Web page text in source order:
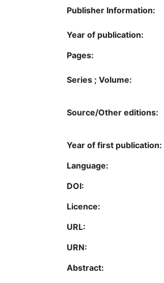
Publisher Information:
Year of publication:
Pages:
Series ; Volume:
Source/Other editions:
Year of first publication:
Language:
DOI:
Licence:
URL:
URN:
Abstract: